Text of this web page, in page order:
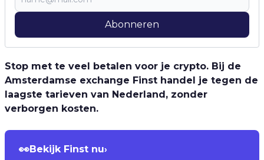
Abonneren
Stop met te veel betalen voor je crypto. Bij de
Amsterdamse exchange Finst handel je tegen de
laagste tarieven van Nederland, zonder
verborgen kosten.
👀Bekijk Finst nu›